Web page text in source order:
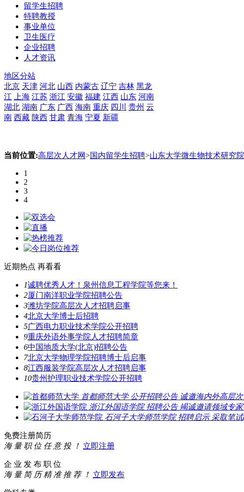
留学生招聘
特聘教授
事业单位
卫生医疗
企业招聘
人才资讯
地区分站
北京 天津 河北 山西 内蒙古 辽宁 吉林 黑龙
江
上海 江苏 浙江 安徽 福建 江西 山东 河南
湖北 湖南 广东 广西 海南 重庆 四川 贵州 云
南 西藏 陕西 甘肃 青海 宁夏 新疆
当前位置:高层次人才网>国内留学生招聘>山东大学微生物技术研究
1
2
3
4
近期热点 再看看
1诚聘优秀人才！泉州信息工程学院等您来！
2厦门南洋职业学院招聘公告
3潍坊学院高层次人才招聘启事
4北京大学博士后招聘
5广西电力职业技术学院公开招聘
9重庆外语外事学院人才招聘简章
6中国地质大学(北京)招聘公告
7北京大学物理学院招聘博士后启事
8江西服装学院高层次人才招聘启事
10贵州护理职业技术学院公开招聘
首都师范大学 公开招聘公告 诚邀海内外高层
浙江外国语学院 招聘公告 竭诚邀请领域专
石河子大学师范学院 招聘启示 采取笔
免费注册简历
海 量 职 位 任 意 投 ！ 立即注册
企 业 发 布 职 位
海 量 简 历 精 准 推 荐 ！ 立即发布